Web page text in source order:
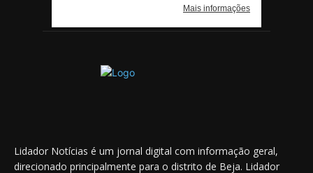
Lidador Notícias é um jornal digital com informação geral,
direcionado principalmente para o distrito de Beja. Lidador